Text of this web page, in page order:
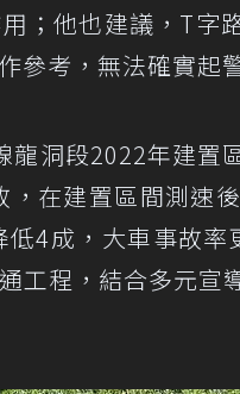
；他也建議，T字
參考，無法確實起
洞段2022年建置
在建置區間測速
4成，大車事故
工程，結合多元宣